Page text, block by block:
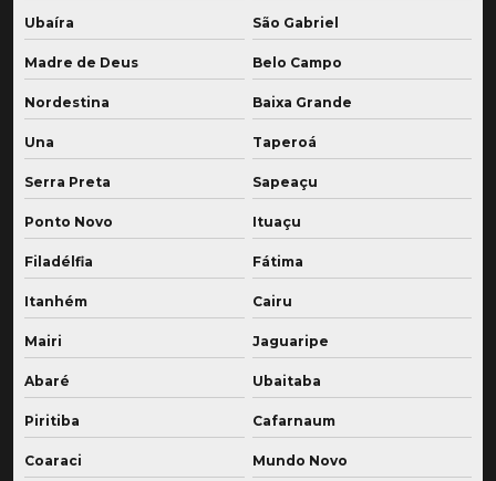
Ubaíra São Gabriel
Madre de Deus Belo Campo
Nordestina Baixa Grande
Una Taperoá
Serra Preta Sapeaçu
Ponto Novo Ituaçu
Filadélfia Fátima
Itanhém Cairu
Mairi Jaguaripe
Abaré Ubaitaba
Piritiba Cafarnaum
Coaraci Mundo Novo